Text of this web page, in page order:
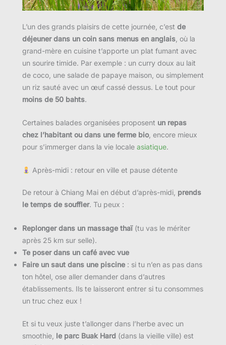
L’un des grands plaisirs de cette journée, c’est de
déjeuner dans un coin sans menus en anglais , où la
grand-mère en cuisine t’apporte un plat fumant avec
un sourire timide. Par exemple : un curry doux au lait
de coco, une salade de papaye maison, ou simplement
un riz sauté avec un œuf cassé dessus. Le tout pour
moins de 50 bahts.
Certaines balades organisées proposent un repas
chez l’habitant ou dans une ferme bio, encore mieux
pour s’immerger dans la vie locale asiatique.
Après-midi : retour en ville et pause détente
De retour à Chiang Mai en début d’après-midi, prends
le temps de souffler. Tu peux :
Replonger dans un massage thaï(tu vas le mériter
après 25 km sur selle).
Te poser dans un café avec vue
Faire un saut dans une piscine : si tu n’en as pas dans
ton hôtel, ose aller demander dans d’autres
établissements. Ils te laisseront entrer si tu consommes
un truc chez eux !
Et si tu veux juste t’allonger dans l’herbe avec un
smoothie, le parc Buak Hard (dans la vieille ville) est